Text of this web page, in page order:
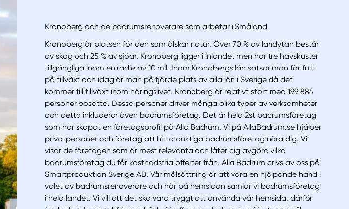
Kronoberg och de badrumsrenoverare som arbetar i Småland
Kronoberg är platsen för den som älskar natur. Över 70 % av landytan består
av skog och 25 % av sjöar. Kronoberg ligger i inlandet men har tre havskuster
tillgängliga inom en radie av 10 mil. Inom Kronobergs län satsar man för fullt
på tillväxt och idag är man på fjärde plats av alla län i Sverige då det
kommer till tillväxt inom näringslivet. Kronoberg är relativt stort med 199 886
personer bosatta. Dessa personer driver många olika typer av verksamheter
och detta inkluderar även badrumsföretag. Det är hela 2st badrumsföretag
som har skapat en företagsprofil på Alla Badrum. Vi på AllaBadrum.se hjälper
privatpersoner och företag att hitta duktiga badrumsföretag nära dig. Vi
visar de företagen som är mest relevanta och låter dig avgöra vilka
badrumsföretag du får kostnadsfria offerter från. Alla Badrum drivs av oss på
Smartproduktion Sverige AB. Vår målsättning är att vara en hjälpande hand i
valet av badrumsrenoverare och här på hemsidan samlar vi badrumsföretag
i hela landet. Vi vill att det ska vara tryggt att använda vår hemsida, därför